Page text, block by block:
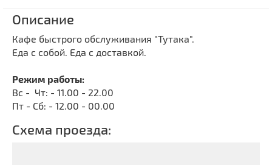
Описание
Кафе быстрого обслуживания "Тутака".
Еда с собой. Еда с доставкой.
Режим работы:
Вс - Чт: - 11.00 - 22.00
Пт - Сб: - 12.00 - 00.00
Схема проезда: